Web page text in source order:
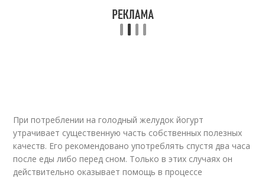
При потреблении на голодный желудок йогурт
утрачивает существенную часть собственных полезных
качеств. Его рекомендовано употреблять спустя два часа
после еды либо перед сном. Только в этих случаях он
действительно оказывает помощь в процессе